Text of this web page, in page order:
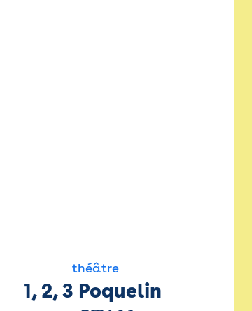
théâtre
1, 2, 3 Poquelin